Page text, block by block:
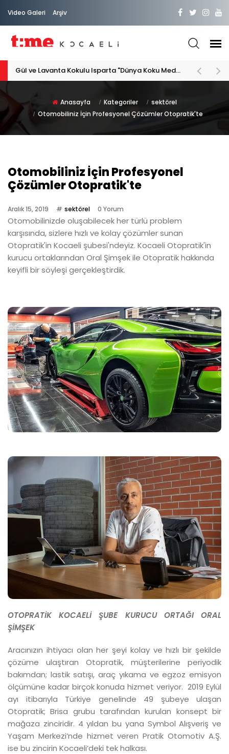
Video Galeri Arşiv
PATİLİ DOSTA HAYATIMIZA "HOŞ GELDİN" DİYORSAK
Anasayfa Kategoriler
sektörel
Otomobiliniz İçin Profesyonel Çözümler Otopratik'te
Otomobiliniz İçin Profesyonel
Çözümler Otopratik'te
Aralık 15, 2019 sektörel 0 Yorum
Otomobilinizde oluşabilecek her türlü problem
karşısında, sizlere hızlı ve kolay çözümler sunan
Otopratik'in Kocaeli şubesi'ndeyiz. Kocaeli Otopratik'in
kurucu ortaklarından Oral Şimşek ile Otopratik hakkında
keyifli bir söyleşi gerçekleştirdik.
OTOPRATİK KOCAELİ ŞUBE KURUCU ORTAĞI ORAL
ŞİMŞEK
Aracınızın ihtiyacı olan her şeyi kolay ve hızlı bir şekilde
çözüme ulaştıran Otopratik, müşterilerine periyodik
bakımdan; lastik satışı, araç yıkama ve egzoz emisyon
ölçümüne kadar birçok konuda hizmet veriyor. 2019 Eylül
ayı itibarıyla Türkiye genelinde 49 şubeye ulaşan
Otopratik; Brisa grubu tarafından kurulan konsept bir
mağaza zinciridir. 4 yıldan bu yana Symbol Alışveriş ve
Yaşam Merkezi’nde hizmet veren Pratik Otomotiv A.Ş.
ise bu zincirin Kocaeli’deki tek halkası.